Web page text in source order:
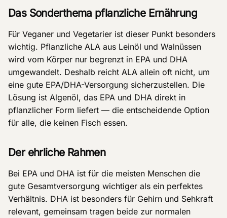
Das Sonderthema pflanzliche Ernährung
Für Veganer und Vegetarier ist dieser Punkt besonders
wichtig. Pflanzliche ALA aus Leinöl und Walnüssen
wird vom Körper nur begrenzt in EPA und DHA
umgewandelt. Deshalb reicht ALA allein oft nicht, um
eine gute EPA/DHA-Versorgung sicherzustellen. Die
Lösung ist Algenöl, das EPA und DHA direkt in
pflanzlicher Form liefert — die entscheidende Option
für alle, die keinen Fisch essen.
Der ehrliche Rahmen
Bei EPA und DHA ist für die meisten Menschen die
gute Gesamtversorgung wichtiger als ein perfektes
Verhältnis. DHA ist besonders für Gehirn und Sehkraft
relevant, gemeinsam tragen beide zur normalen